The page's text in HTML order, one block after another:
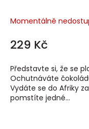
Momentálně
229 Kč
Představte si, že se
Ochutnáváte
Vydáte se do Afriky
pomstíte jedné...